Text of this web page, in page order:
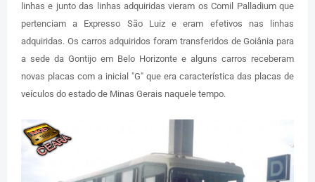
linhas e junto das linhas adquiridas vieram os Comil Palladium que
pertenciam a Expresso São Luiz e eram efetivos nas linhas
adquiridas. Os carros adquiridos foram transferidos de Goiânia para
a sede da Gontijo em Belo Horizonte e alguns carros receberam
novas placas com a inicial "G" que era característica das placas de
veículos do estado de Minas Gerais naquele tempo.